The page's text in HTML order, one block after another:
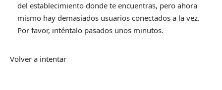
del establecimiento donde te encuentras, pero ahora
mismo hay demasiados usuarios conectados a la vez.
Por favor, inténtalo pasados unos minutos.
Volver a intentar